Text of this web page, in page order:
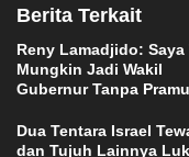
Berita Terkait
Reny Lamadjido: Saya
Mungkin Jadi Wakil
Gubernur Tanpa
Dua Tentara Israel
dan Tujuh Lainnya